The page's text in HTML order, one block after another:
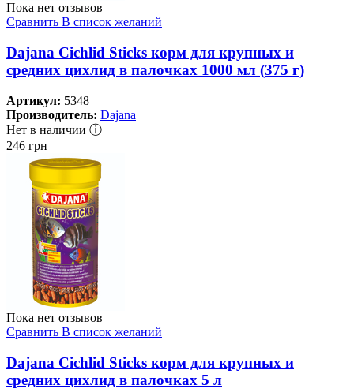
Пока нет отзывов
Сравнить В список желаний
Dajana Cichlid Sticks корм для крупных и
средних цихлид в палочках 1000 мл (375 г)
Артикул: 5348
Производитель: Dajana
Нет в наличии ⓘ
246 грн
Пока нет отзывов
Сравнить В список желаний
Dajana Cichlid Sticks корм для крупных и
средних цихлид в палочках 5 л